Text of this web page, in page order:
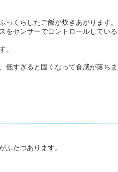
くらしたご飯が炊きあがります。
をセンサーでコントロールしている
。
低すぎると固くなって食感が落ちま
ふたつあります。